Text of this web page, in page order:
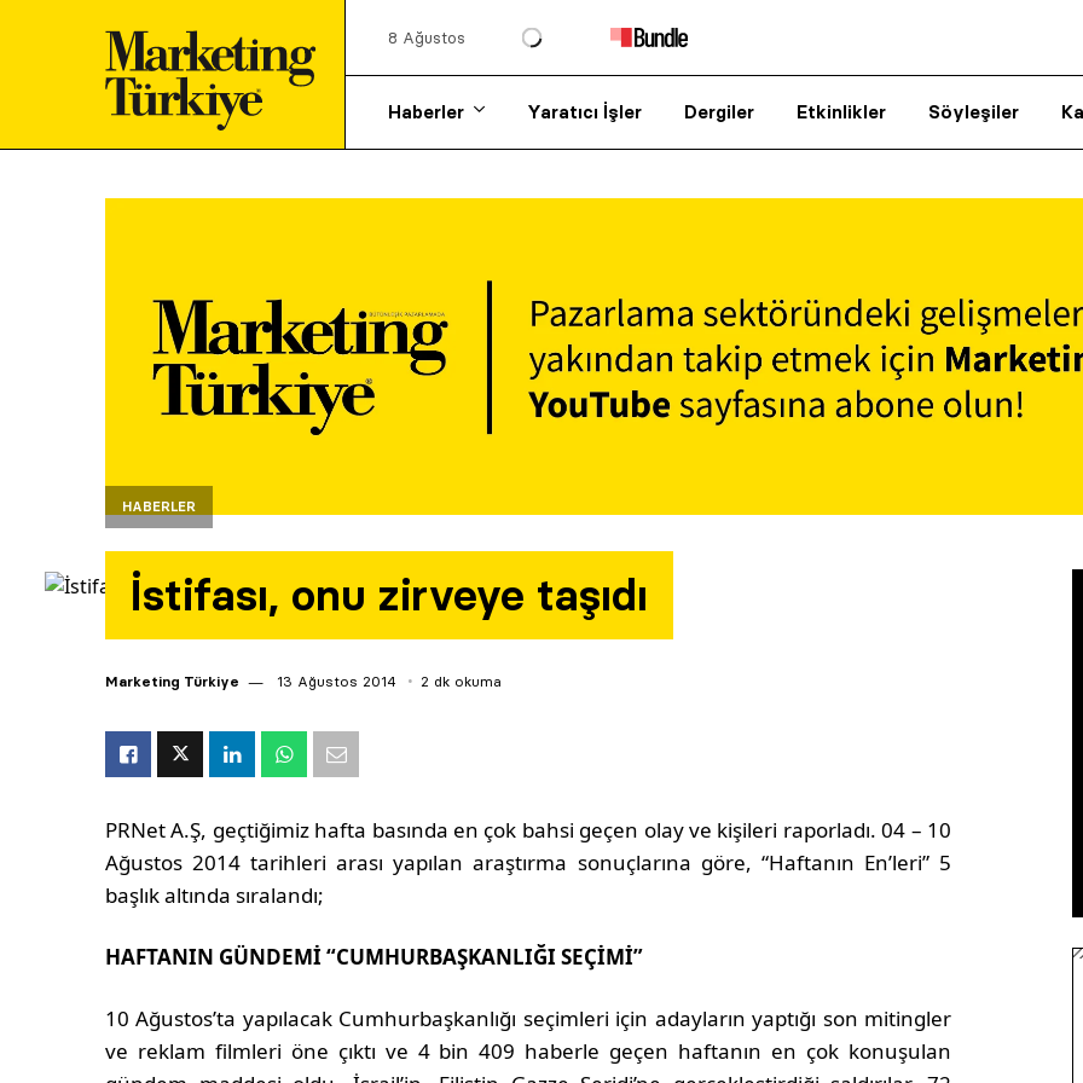
8 Ağustos
Haberler Yaratıcı İşler Dergiler Etkinlikler Söyleşiler
HABERLER
İstifası, onu zirveye taşıdı
Marketing Türkiye 13 Ağustos 2014 2 dk okuma
PRNet A.Ş, geçtiğimiz hafta basında en çok bahsi geçen olay ve kişileri raporladı. 04 – 10
Ağustos 2014 tarihleri arası yapılan araştırma sonuçlarına göre, “Haftanın En’leri” 5
başlık altında sıralandı;
HAFTANIN GÜNDEMİ “CUMHURBAŞKANLIĞI SEÇİMİ”
10 Ağustos’ta yapılacak Cumhurbaşkanlığı seçimleri için adayların yaptığı son mitingler
ve reklam filmleri öne çıktı ve 4 bin 409 haberle geçen haftanın en çok konuşulan